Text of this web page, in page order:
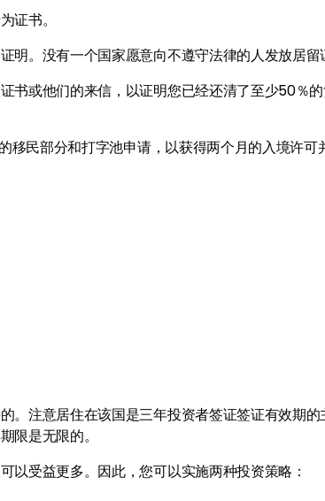
证书。
。没有一个国家愿意向不遵守法律的人发放居留
书或他们的来信，以证明您已经还清了至少50％
移民部分和打字池申请，以获得两个月的入境许可
。注意居住在该国是三年投资者签证签证有效期的
限是无限的。
以受益更多。因此，您可以实施两种投资策略：